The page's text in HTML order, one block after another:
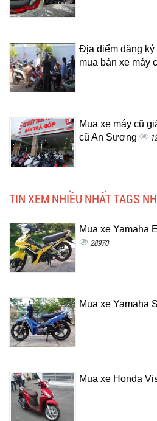
Địa điểm đăng ký
mua bán xe máy
Mua xe máy cũ
cũ An Sương
TIN XEM NHIỀU NHẤT TAGS
Mua xe Yamaha
28970
Mua xe Yamaha
Mua xe Honda